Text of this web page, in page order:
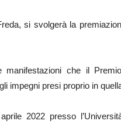
si svolgerà la
manifestazioni che il
impegni presi proprio in
2022 presso